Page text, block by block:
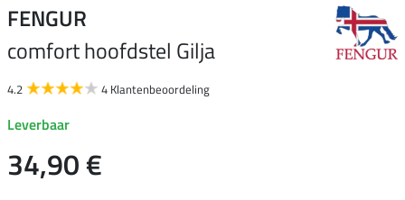
FENGUR
comfort hoofdstel Gilja
4.2 4 Klantenbeoordeling
Leverbaar
34,90 €